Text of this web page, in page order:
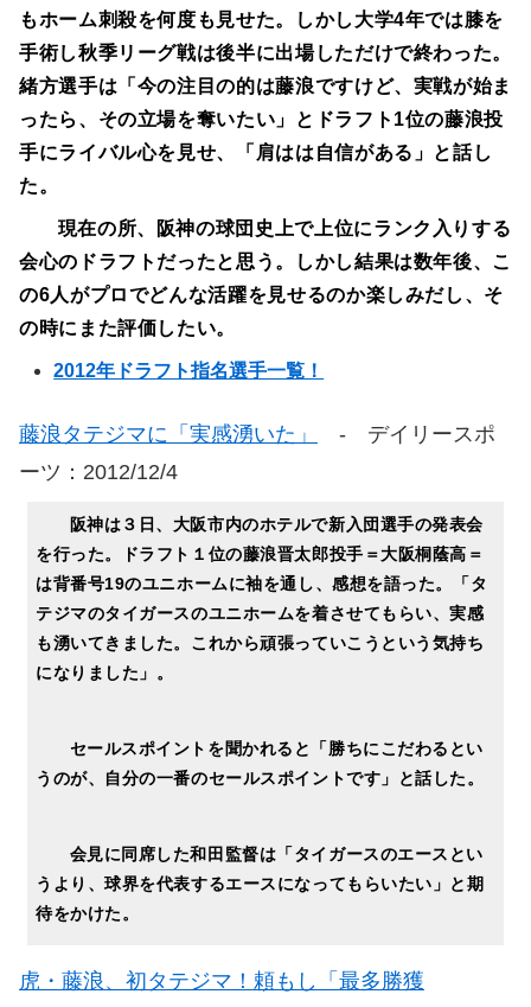
もホーム刺殺を何度も見せた。しかし大学4年では膝を
手術し秋季リーグ戦は後半に出場しただけで終わった。
緒方選手は「今の注目の的は藤浪ですけど、実戦が始ま
ったら、その立場を奪いたい」とドラフト1位の藤浪投
手にライバル心を見せ、「肩はは自信がある」と話し
た。
現在の所、阪神の球団史上で上位にランク入りする
会心のドラフトだったと思う。しかし結果は数年後、こ
の6人がプロでどんな活躍を見せるのか楽しみだし、そ
の時にまた評価したい。
2012年ドラフト指名選手一覧！
藤浪タテジマに「実感湧いた」
- デイリースポ
ーツ：2012/12/4
阪神は３日、大阪市内のホテルで新入団選手の発表会
を行った。ドラフト１位の藤浪晋太郎投手＝大阪桐蔭高＝
は背番号19のユニホームに袖を通し、感想を語った。「タ
テジマのタイガースのユニホームを着させてもらい、実感
も湧いてきました。これから頑張っていこうという気持ち
になりました」。
セールスポイントを聞かれると「勝ちにこだわるとい
うのが、自分の一番のセールスポイントです」と話した。
会見に同席した和田監督は「タイガースのエースとい
うより、球界を代表するエースになってもらいたい」と期
待をかけた。
虎・藤浪、初タテジマ！頼もし「最多勝獲